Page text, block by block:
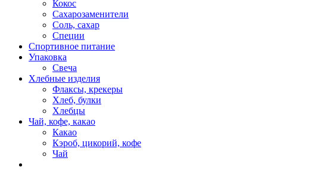
Кокос
Сахарозаменители
Соль, сахар
Специи
Спортивное питание
Упаковка
Свеча
Хлебные изделия
Флаксы, крекеры
Хлеб, булки
Хлебцы
Чай, кофе, какао
Какао
Кэроб, цикорий, кофе
Чай